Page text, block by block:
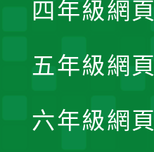
四年級網頁
五年級網頁
六年級網頁